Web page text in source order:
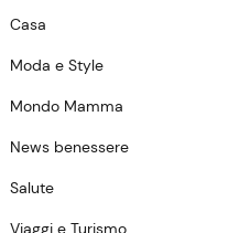
Casa
Moda e Style
Mondo Mamma
News benessere
Salute
Viaggi e Turismo